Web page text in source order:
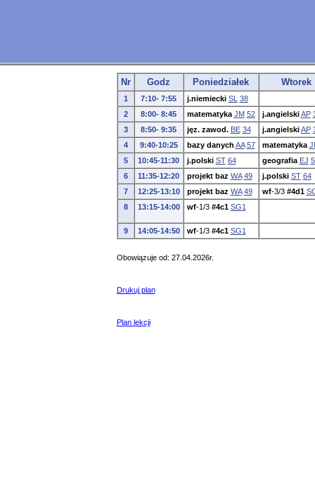
Nr Godz Poniedziałek Wtorek
1 7:10- 7:55 j.niemiecki SL 38
2
8:00- 8:45 matematyka JM 52 j.angielski AP
3
8:50- 9:35 jęz. zawod. BE 34 j.angielski AP
4
9:40-10:25 bazy danych AA 57 matematyka
5
10:45-11:30 j.polski ST 64 geografia EJ
6
11:35-12:20 projekt baz WA 49 j.polski ST 64
7
12:25-13:10 projekt baz WA 49 wf-3/3 #4d1
8
13:15-14:00 wf-1/3 #4c1 SG1
9 14:05-14:50 wf-1/3 #4c1 SG1
Obowiązuje od: 27.04.2026r.
Drukuj plan
Plan lekcji